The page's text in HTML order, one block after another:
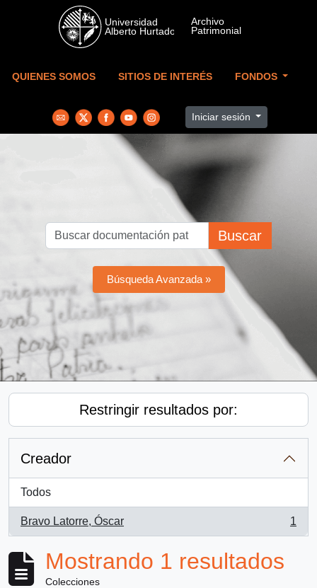
Skip to main content
QUIENES SOMOS SITIOS DE INTERÉS FONDOS
Iniciar sesión
Buscar
Búsqueda Avanzada »
Restringir resultados por:
Creador
Todos
Bravo Latorre, Óscar
, 1 resultados
1
Mostrando 1 resultados
Colecciones